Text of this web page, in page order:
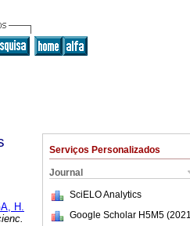
Serviços Personalizados
Journal
SciELO Analytics
Google Scholar H5M5 (2021
H.